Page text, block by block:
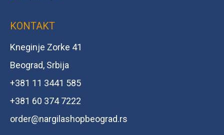
KONTAKT
Kneginje Zorke 41
Beograd, Srbija
+381 11 3441 585
+381 60 374 7222
order@nargilashopbeograd.rs